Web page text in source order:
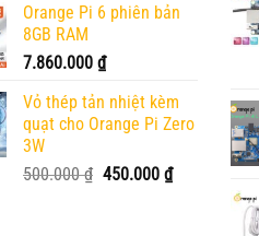
Orange Pi 6 phiên bản
8GB RAM
7.860.000 ₫
Vỏ thép tản nhiệt kèm
quạt cho Orange Pi Zero
3W
500.000₫ Giá
450.000 ₫Giá